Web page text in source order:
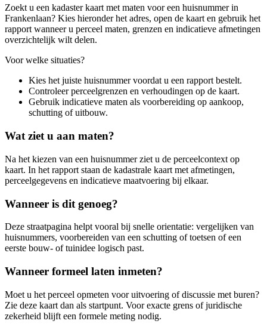
Zoekt u een kadaster kaart met maten voor een huisnummer in
Frankenlaan? Kies hieronder het adres, open de kaart en gebruik het
rapport wanneer u perceel maten, grenzen en indicatieve afmetingen
overzichtelijk wilt delen.
Voor welke situaties?
Kies het juiste huisnummer voordat u een rapport bestelt.
Controleer perceelgrenzen en verhoudingen op de kaart.
Gebruik indicatieve maten als voorbereiding op aankoop,
schutting of uitbouw.
Wat ziet u aan maten?
Na het kiezen van een huisnummer ziet u de perceelcontext op
kaart. In het rapport staan de kadastrale kaart met afmetingen,
perceelgegevens en indicatieve maatvoering bij elkaar.
Wanneer is dit genoeg?
Deze straatpagina helpt vooral bij snelle orientatie: vergelijken van
huisnummers, voorbereiden van een schutting of toetsen of een
eerste bouw- of tuinidee logisch past.
Wanneer formeel laten inmeten?
Moet u het perceel opmeten voor uitvoering of discussie met buren?
Zie deze kaart dan als startpunt. Voor exacte grens of juridische
zekerheid blijft een formele meting nodig.